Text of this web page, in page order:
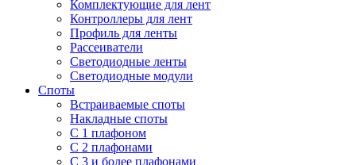
Комплектующие для лент
Контроллеры для лент
Профиль для ленты
Рассеиватели
Светодиодные ленты
Светодиодные модули
Споты
Встраиваемые споты
Накладные споты
С 1 плафоном
С 2 плафонами
С 3 и более плафонами